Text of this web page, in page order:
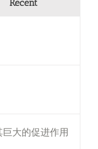
Recent
大的促进作用